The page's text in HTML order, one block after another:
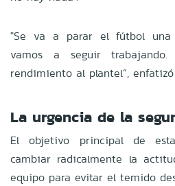
"Se va a parar el fútbol una
vamos a seguir trabajando.
rendimiento al plantel”,
La urgencia de la
El objetivo principal de
cambiar radicalmente la
equipo para evitar el temido